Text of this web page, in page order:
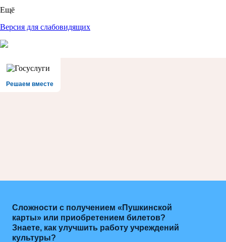
Ещё
Версия для слабовидящих
Решаем вместе
Сложности с получением «Пушкинской
карты» или приобретением билетов?
Знаете, как улучшить работу учреждений
культуры?